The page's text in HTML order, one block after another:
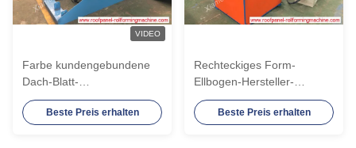
VIDEO
Farbe kundengebundene
Dach-Blatt-
Kräuselungsmaschine für
das Dach / Trapezprofil
Beste Preis erhalten
Rechteckiges Form-
Ellbogen-Hersteller-
Maschinen-Zahn-
Kurven/quetschverbinden
Beste Preis erhalten